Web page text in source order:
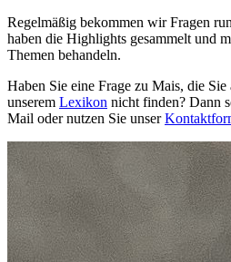
Regelmäßig bekommen wir Fragen
haben die Highlights gesammelt und
Themen behandeln.
Haben Sie eine Frage zu Mais, die Sie
unserem Lexikon nicht finden? Dann
Mail oder nutzen Sie unser